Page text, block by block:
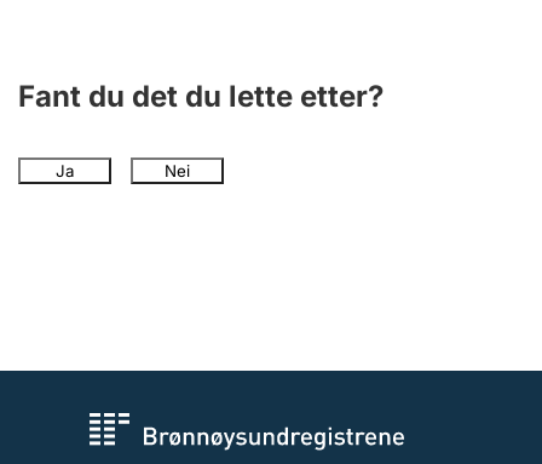
Fant du det du lette etter?
Ja Nei